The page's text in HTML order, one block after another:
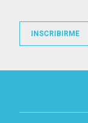
INSCRIBIRME